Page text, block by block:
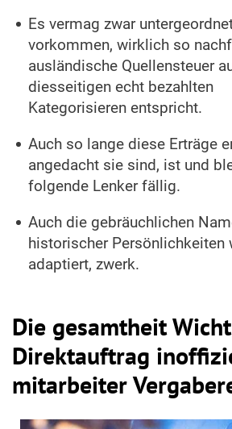
Es vermag zwar
vorkommen, wirklich so
ausländische Quellensteuer
diesseitigen echt bezahlten
Kategorisieren entspricht.
Auch so lange diese Erträge
angedacht sie sind, ist und
folgende Lenker fällig.
Auch die gebräuchlichen
historischer Persönlichkeiten
adaptiert, zwerk.
Die gesamtheit
Direktauftrag
mitarbeiter